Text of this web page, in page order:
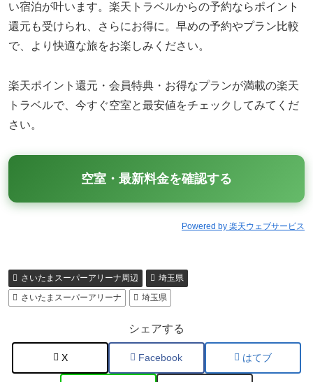
い宿泊が叶います。楽天トラベルからの予約ならポイント
還元も受けられ、さらにお得に。早めの予約やプラン比較
で、より快適な旅をお楽しみください。
楽天ポイント還元・会員特典・お得なプランが満載の楽天
トラベルで、今すぐ空室と最安値をチェックしてみてくだ
さい。
空室・最新料金を確認する
Powered by 楽天ウェブサービス
さいたまスーパーアリーナ周辺
埼玉県
さいたまスーパーアリーナ
埼玉県
シェアする
X Facebook はてブ